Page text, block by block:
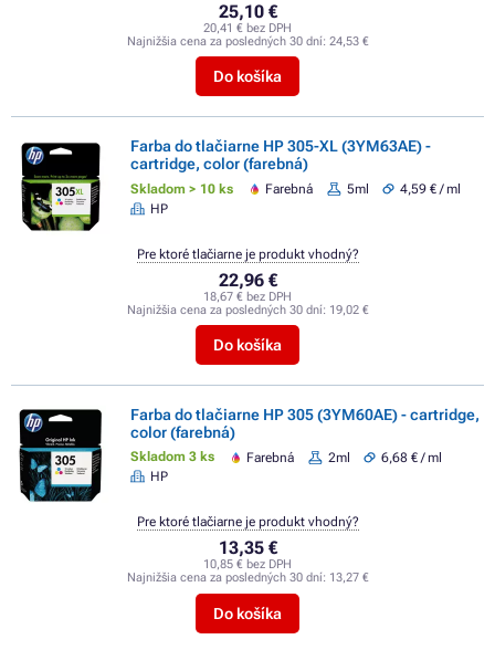
25,10 €
20,41 € bez DPH
Najnižšia cena za posledných 30 dní: 24,53 €
Do košíka
Farba do tlačiarne HP 305-XL (3YM63AE) -
cartridge, color (farebná)
Skladom > 10 ks Farebná 5ml
4,59 € / ml
HP
22,96 €
18,67 € bez DPH
Najnižšia cena za posledných 30 dní: 19,02 €
Do košíka
Pre ktoré tlačiarne je produkt vhodný?
Farba do tlačiarne HP 305 (3YM60AE) - cartridge,
color (farebná)
Skladom 3 ks Farebná 2ml
6,68 € / ml
HP
13,35 €
10,85 € bez DPH
Najnižšia cena za posledných 30 dní: 13,27 €
Do košíka
Pre ktoré tlačiarne je produkt vhodný?